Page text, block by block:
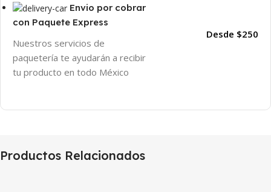
Envio por cobrar
con Paquete Express
Nuestros servicios de
paquetería te ayudarán a recibir
tu producto en todo México
Desde $250
Productos Relacionados